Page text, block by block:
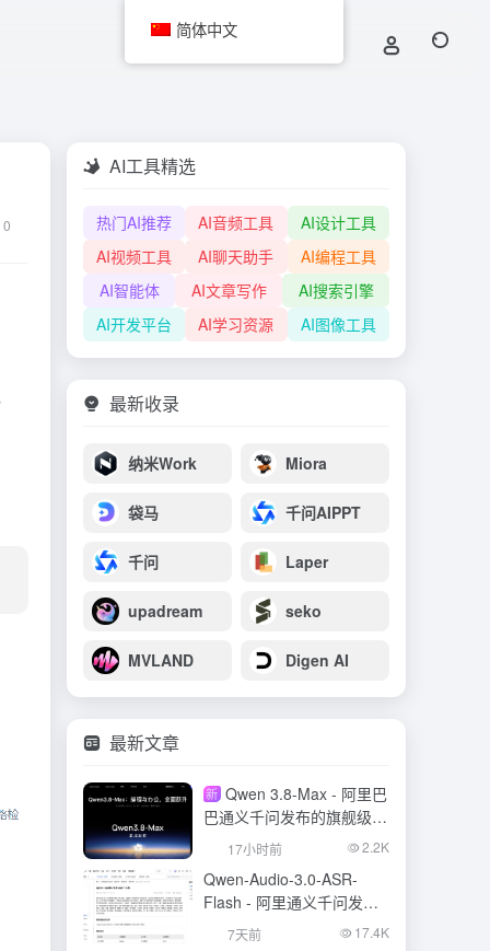
0
AI工具精选
热门AI推荐 AI音频工具
AI设计工具
AI视频工具
AI聊天助手
AI编程工具
AI智能体
AI文章写作
AI搜索引擎
AI开发平台
AI学习资源 AI图像工具
最新收录
纳米Work Miora
袋马 千问AIPPT
千问 Laper
upadream seko
MVLAND Digen AI
最新文章
新 Qwen 3.8-Max - 阿里巴
巴通义千问发布的旗舰级大
模型17小时前 2.2K
Qwen-Audio-3.0-ASR-
Flash - 阿里通义千问发布
的语音识别大模型
7天前 17.4K
简体中文